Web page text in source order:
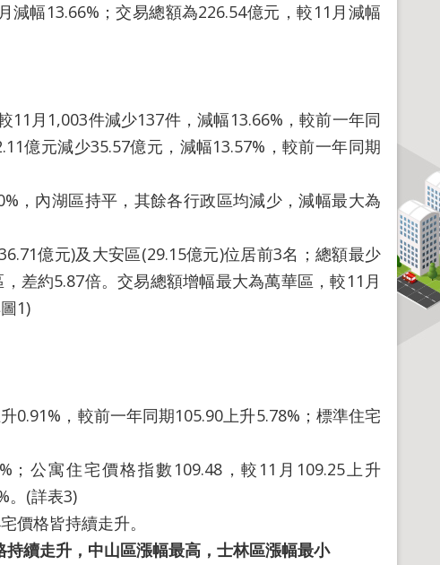
幅13.66%；交易總額為226.54億元，較11月減幅
月1,003件減少137件，減幅13.66%，較前一年同
億元減少35.57億元，減幅13.57%，較前一年同期
內湖區持平，其餘各行政區均減少，減幅最大為
億元)及大安區(29.15億元)位居前3名；總額最少
差約5.87倍。交易總額增幅最大為萬華區，較11月
1)
，較前一年同期105.90上升5.78%；標準住宅
公寓住宅價格指數109.48，較11月109.25上升
。(詳表3)
格皆持續走升。
持續走升，中山區漲幅最高，士林區漲幅最小